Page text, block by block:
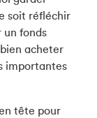
soit réfléchir
un fonds
acheter
importantes
tête pour